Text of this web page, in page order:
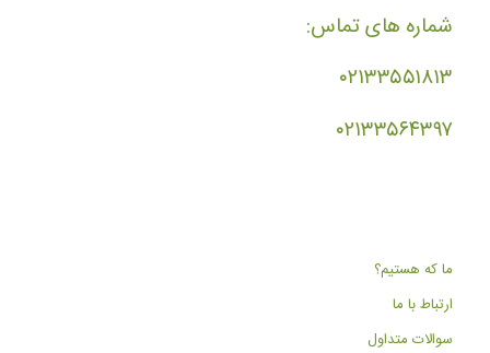
شماره های تماس:
۰۲۱۳۳۵۵۱۸۱۳
۰۲۱۳۳۵۶۴۳۹۷
ما که هستیم؟
ارتباط با ما
سوالات متداول